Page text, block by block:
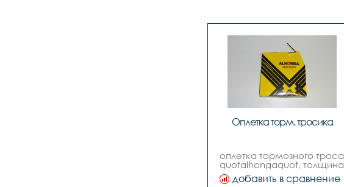
Оплетка торм. тросика
оплетка тормозного троса
quotalhongaquot, толщина
5мм, витое сечение, цвет
черный,  цена за 1м в
добавить в сравнение